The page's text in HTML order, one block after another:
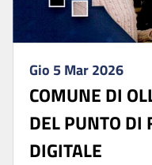
Gio 5 Mar 2026
COMUNE DI
DEL PUNTO DI
DIGITALE